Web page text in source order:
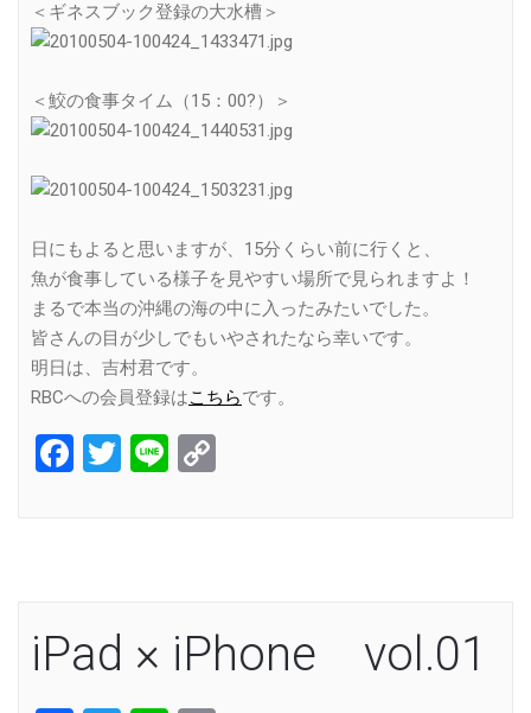
＜ギネスブック登録の大水槽＞
＜鮫の食事タイム（15：00?）＞
日にもよると思いますが、15分くらい前に行くと、
魚が食事している様子を見やすい場所で見られますよ！
まるで本当の沖縄の海の中に入ったみたいでした。
皆さんの目が少しでもいやされたなら幸いです。
明日は、吉村君です。
RBCへの会員登録はこちらです。
Facebook
Twitter
Line
iPad × iPhone vol.01